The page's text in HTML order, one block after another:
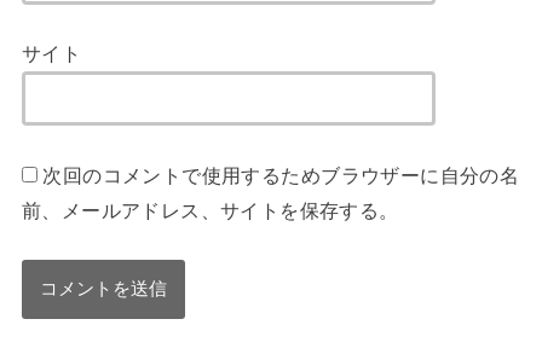
サイト
次回のコメントで使用するためブラウザーに自分の名
前、メールアドレス、サイトを保存する。